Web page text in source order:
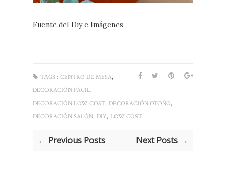
Fuente del Diy e Imágenes
TAGS : CENTRO DE MESA,
DECORACIÓN FÁCIL,
DECORACIÓN LOW COST, DECORACIÓN OTOÑO,
DECORACIÓN SALÓN, DIY, LOW COST
← Previous Posts Next Posts →